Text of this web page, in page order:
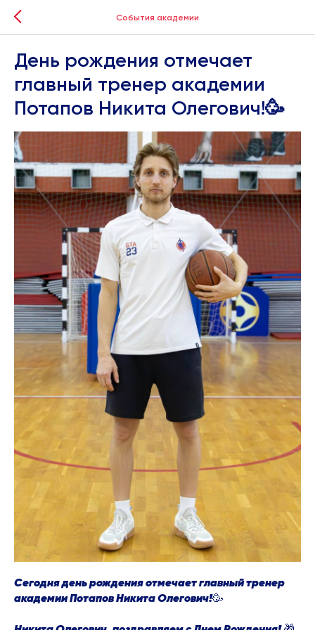
События академии
День рождения отмечает
главный тренер академии
Потапов Никита Олегович!🥳
Сегоднядень рожденияотмечает главный тренер
академии Потапов Никита Олегович!🥳